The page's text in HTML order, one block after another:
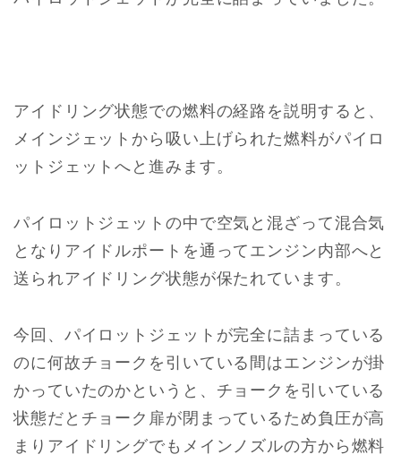
アイドリング状態での燃料の経路を説明すると、
メインジェットから吸い上げられた燃料がパイロ
ットジェットへと進みます。
パイロットジェットの中で空気と混ざって混合気
となりアイドルポートを通ってエンジン内部へと
送られアイドリング状態が保たれています。
今回、パイロットジェットが完全に詰まっている
のに何故チョークを引いている間はエンジンが掛
かっていたのかというと、チョークを引いている
状態だとチョーク扉が閉まっているため負圧が高
まりアイドリングでもメインノズルの方から燃料